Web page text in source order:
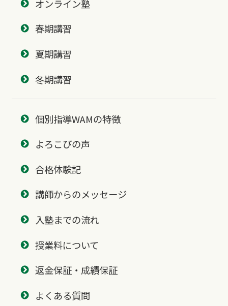
オンライン塾
春期講習
夏期講習
冬期講習
個別指導WAMの特徴
よろこびの声
合格体験記
講師からのメッセージ
入塾までの流れ
授業料について
返金保証・成績保証
よくある質問